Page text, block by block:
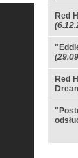
Red
Red